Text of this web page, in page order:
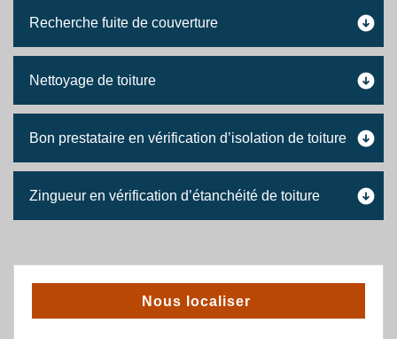
Recherche fuite de couverture
Nettoyage de toiture
Bon prestataire en vérification d’isolation de toiture
Zingueur en vérification d’étanchéité de toiture
Nous localiser